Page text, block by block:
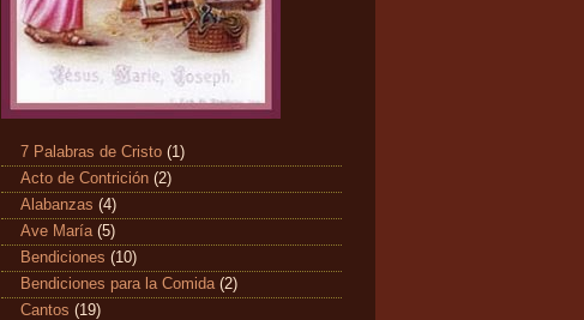
7 Palabras de Cristo (1)
Acto de Contrición (2)
Alabanzas (4)
Ave María (5)
Bendiciones (10)
Bendiciones para la Comida (2)
Cantos (19)